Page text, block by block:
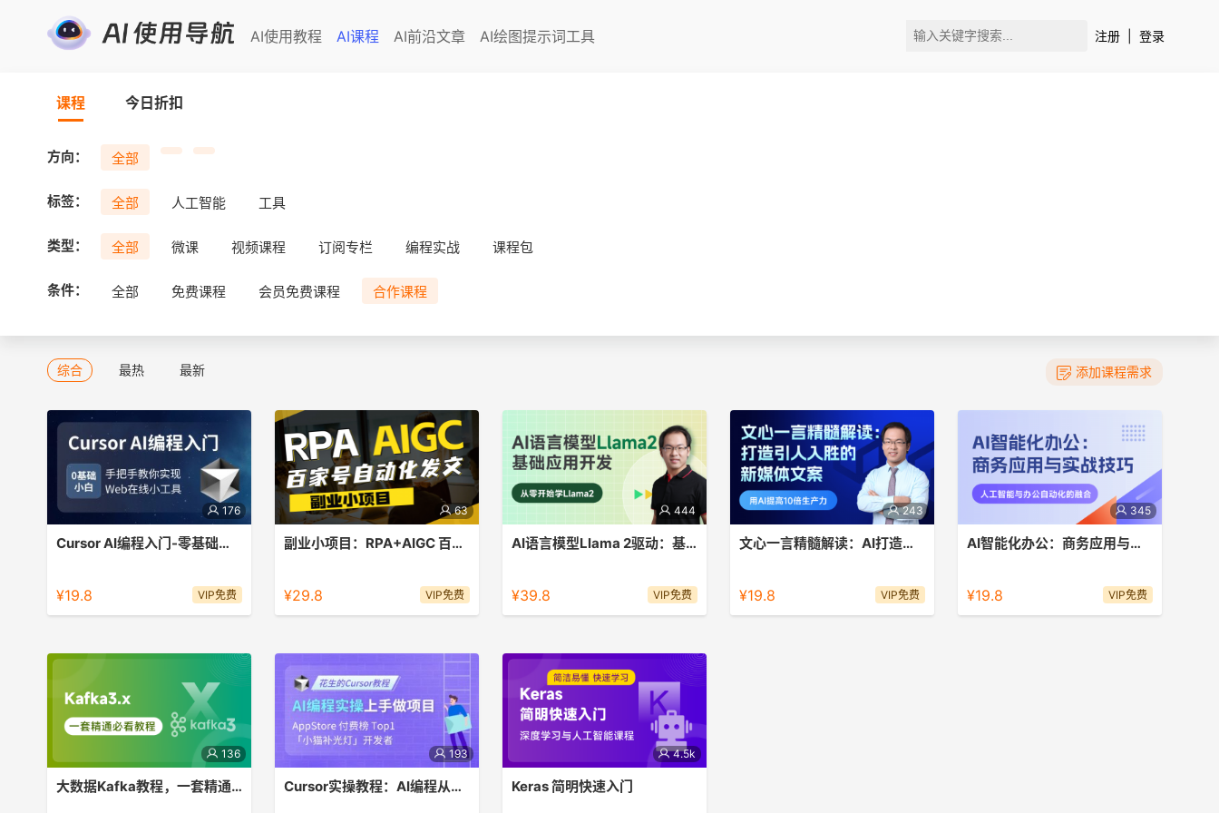
AI使用教程 AI课程 AI前沿文章 AI绘图提示词工具 注册 登录
课程 今日折扣
方向： 全部
标签： 全部 人工智能 工具
类型： 全部 微课 视频课程 订阅专栏 编程实战 课程包
条件： 全部 免费课程 会员免费课程 合作课程
综合 最热 最新 添加课程需求
176
Cursor AI编程入门-零基础开发Web在线小工具
¥19.8 VIP免费
63
副业小项目：RPA+AIGC 百家号自动化发文课程
RPA+AIGC 实现百家号全自动化发文
副业项目
¥29.8 VIP免费
444
AI语言模型Llama 2驱动：基础应⽤开发
南，专注于LLAMA 2驱动的应⽤开
发，从最基本的编程概念到实际项⽬的
应 ⽤，旨在为您在AI应⽤开发领域奠
¥39.8 VIP免费
243
文心一言精髓解读：AI打造引⼈⼊胜的新媒体⽂案
的关键作用，培养学员熟练运⽤关键
词、情感表达等技巧，致⼒于打造引人
入胜的文案，同时关注未来趋势与创新
¥19.8 VIP免费
345
AI智能化办公：商务应用与实战技巧
新办公方式，提升工作效率和决策质
量，为未来的数字化工作环境做好准
备。
¥19.8 VIP免费
136
大数据Kafka教程，一套精通Kafka的大数据必看教程
193
Cursor实操教程：AI编程从0到1
4.5k
Keras 简明快速入门